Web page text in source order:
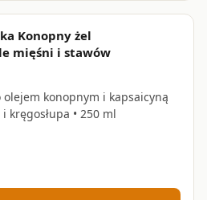
Konopny żel
mięśni i stawów
olejem konopnym i kapsaicyną
kręgosłupa • 250 ml